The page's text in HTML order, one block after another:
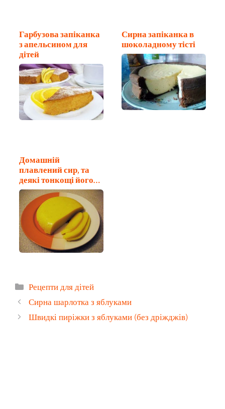
Гарбузова запіканка
з апельсином для
дітей
Сирна запіканка в
шоколадному тісті
Домашній
плавлений сир, та
деякі тонкощі його
приготування
Категорії
Рецепти для дітей
Сирна шарлотка з яблуками
Швидкі пиріжки з яблуками (без дріжджів)